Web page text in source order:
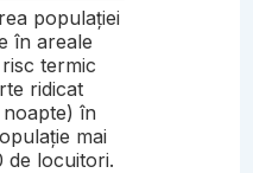
populației
în areale
termic
ridicat
în
mai
de locuitori.